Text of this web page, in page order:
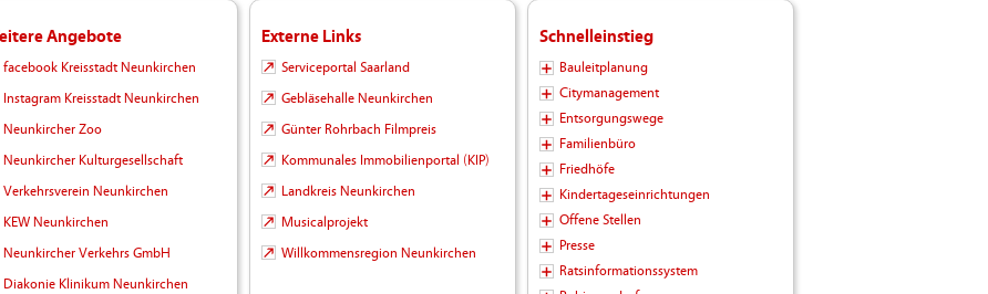
Angebote
facebook Kreisstadt Neunkirchen
Instagram Kreisstadt Neunkirchen
Neunkircher Zoo
Neunkircher Kulturgesellschaft
Verkehrsverein Neunkirchen
KEW Neunkirchen
Neunkircher Verkehrs GmbH
Diakonie Klinikum Neunkirchen
Externe Links
Serviceportal Saarland
Gebläsehalle Neunkirchen
Günter Rohrbach Filmpreis
Kommunales Immobilienportal (KIP)
Landkreis Neunkirchen
Musicalprojekt
Willkommensregion Neunkirchen
Schnelleinstieg
Bauleitplanung
Citymanagement
Entsorgungswege
Familienbüro
Friedhöfe
Kindertageseinrichtungen
Offene Stellen
Presse
Ratsinformationssystem